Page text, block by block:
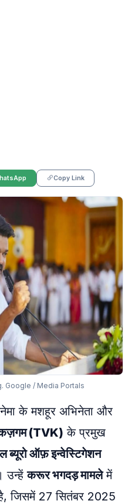
Copy Link
Google / Media Portals
के मशहूर अभिनेता और
कज़गम (TVK) के प्रमुख
ब्यूरो ऑफ़ इन्वेस्टिगेशन
उन्हेंकरूर भगदड़ मामलेमें
जिसमें 27 सितंबर 2025